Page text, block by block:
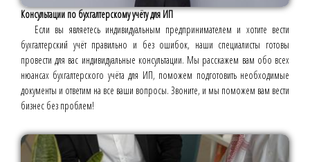
Консультации по бухгалтерскому учёту для ИП
Если вы являетесь индивидуальным предпринимателем и хотите вести
бухгалтерский учёт правильно и без ошибок, наши специалисты готовы
провести для вас индивидуальные консультации. Мы расскажем вам обо всех
нюансах бухгалтерского учёта для ИП, поможем подготовить необходимые
документы и ответим на все ваши вопросы. Звоните, и мы поможем вам вести
бизнес без проблем!